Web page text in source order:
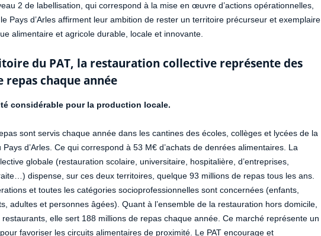
2 de labellisation, qui correspond à la mise en œuvre d’actions opérationnelles,
Pays d’Arles affirment leur ambition de rester un territoire précurseur et exemplaire
alimentaire et agricole durable, locale et innovante.
du PAT, la restauration collective représente des
repas chaque année
considérable pour la production locale.
sont servis chaque année dans les cantines des écoles, collèges et lycées de la
d’Arles. Ce qui correspond à 53 M€ d’achats de denrées alimentaires. La
globale (restauration scolaire, universitaire, hospitalière, d’entreprises,
dispense, sur ces deux territoires, quelque 93 millions de repas tous les ans.
et toutes les catégories socioprofessionnelles sont concernées (enfants,
adultes et personnes âgées). Quant à l’ensemble de la restauration hors domicile,
elle sert 188 millions de repas chaque année. Ce marché représente un
favoriser les circuits alimentaires de proximité. Le PAT encourage et